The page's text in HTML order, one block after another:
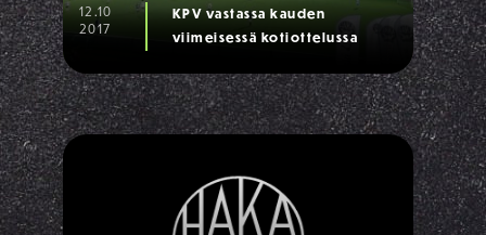
12.10
2017
KPV vastassa kauden
viimeisessä kotiottelussa